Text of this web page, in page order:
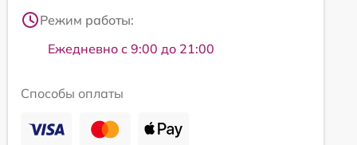
Режим работы:
Ежедневно с 9:00 до 21:00
Способы оплаты